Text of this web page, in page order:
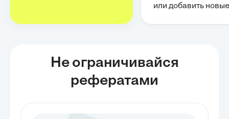
или добавить новые
Не ограничивайся
рефератами